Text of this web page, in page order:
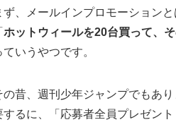
ず、メールインプロモーション
ホットウィールを20台買って、
ていうやつです。
の昔、週刊少年ジャンプでもあり
するに、「応募者全員プレゼント